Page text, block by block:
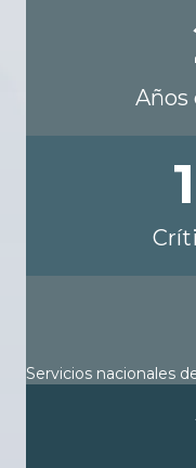
Años
Servicios nacionales